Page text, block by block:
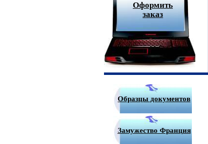
Оформить
заказ
Образцы документов
Замужество Франция